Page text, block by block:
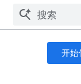
开始